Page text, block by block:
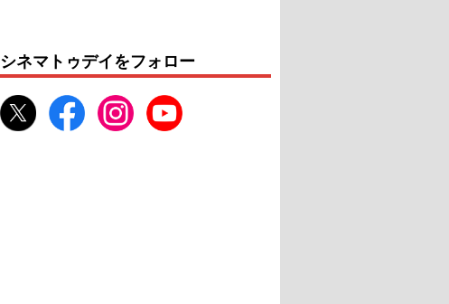
レディ・プレイヤー1
シネマトゥデイをフォロー